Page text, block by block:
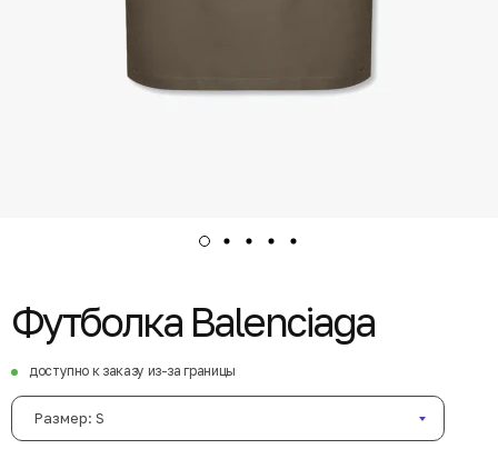
Футболка Balenciaga
доступно к заказу из-за границы
Размер: S